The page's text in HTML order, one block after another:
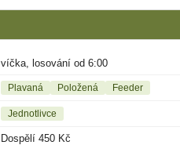
víčka, losování od 6:00
Plavaná Položená Feeder
Jednotlivce
Dospělí 450 Kč